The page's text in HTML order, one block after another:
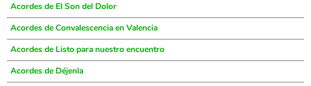
Acordes de El Son del Dolor
Acordes de Convalescencia en Valencia
Acordes de Listo para nuestro encuentro
Acordes de Déjenla